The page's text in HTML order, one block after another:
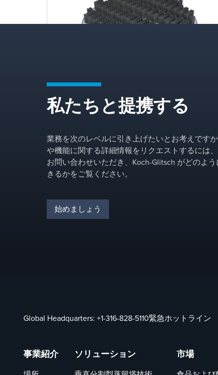
Liquid Distributors
High-performance liquid distributors ensure
maximizing the performance of high-efficiency
packings. Engineered with evenly spaced and
unobstructed drip points, consistent flow
across each distribution point, and sufficient
reliable, optimized packed column
performance in demanding separation
私たちと提携する
業務を次のレベルに引き上げたいとお考えです
や機能に関する詳細情報をリクエストするには
お問い合わせいただき、Koch-Glitsch がどのよ
きるかをご覧ください。
始めましょう
Global Headquarters: +1-316-828-5110緊急ホットライン
事業紹介 ソリューション 市場